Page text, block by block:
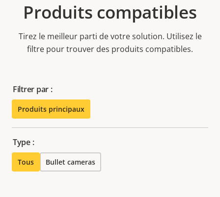
Produits compatibles
Tirez le meilleur parti de votre solution. Utilisez le
filtre pour trouver des produits compatibles.
Filtrer par :
Produits principaux
Type :
Tous Bullet cameras